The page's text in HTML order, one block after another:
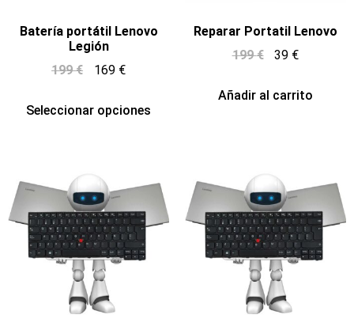
Batería portátil Lenovo
Legión
199€ 169 €
Seleccionar opciones
Reparar Portatil Lenovo
199€ 39 €
Añadir al carrito